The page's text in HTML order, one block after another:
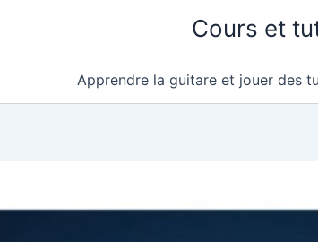
Cours et
Apprendre la guitare et jouer des